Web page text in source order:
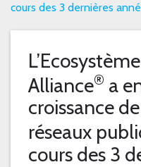
cours des 3 dernières
Alliance® a
croissance
réseaux
cours des 3